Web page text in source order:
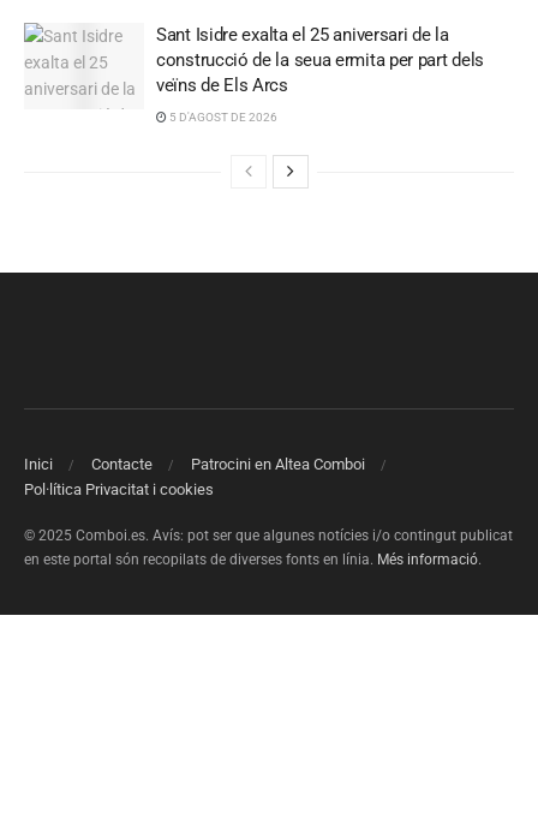
Sant Isidre exalta el 25 aniversari de la
construcció de la seua ermita per part dels
veïns de Els Arcs
5 D'AGOST DE 2026
Inici Contacte
Patrocini en Altea Comboi
Pol·lítica Privacitat i cookies
© 2025 Comboi.es. Avís: pot ser que algunes notícies i/o contingut publicat
en este portal són recopilats de diverses fonts en línia. Més informació.